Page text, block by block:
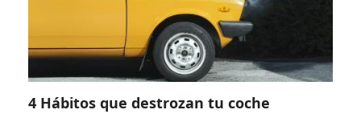
4 Hábitos que destrozan tu coche